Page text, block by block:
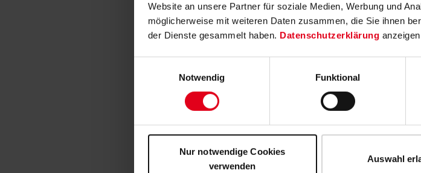
Website an unsere Partner für soziale Medien, Werbung und
möglicherweise mit weiteren Daten zusammen, die Sie ihnen
der Dienste gesammelt haben. Datenschutzerklärung
Notwendig
Funktional
Nur notwendige Cookies
verwenden
Auswahl